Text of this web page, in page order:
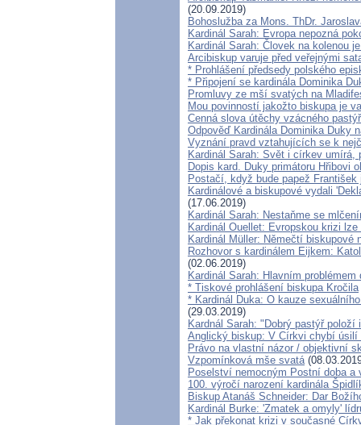
(20.09.2019)
Bohoslužba za Mons. ThDr.
Kardinál Sarah: Evropa nepozná
Kardinál Sarah: Človek na kolenou
Arcibiskup varuje před veřejnými
* Prohlášení předsedy polského
* Připojení se kardinála Dominika
Promluvy ze mší svatých na
Mou povinností jakožto biskupa je
Cenná slova útěchy vzácného
Odpověď Kardinála Dominika Duky
Vyznání pravd vztahujících se k
Kardinál Sarah: Svět i církev
Dopis kard. Duky primátoru Hřibovi
Postačí, když bude papež František
Kardinálové a biskupové vydali
(17.06.2019)
Kardinál Sarah: Nestaňme se
Kardinál Ouellet: Evropskou krizi
Kardinál Müller: Němečtí biskupové
Rozhovor s kardinálem Eijkem:
(02.06.2019)
Kardinál Sarah: Hlavním
* Tiskové prohlášení biskupa Kročila
* Kardinál Duka: O kauze
(29.03.2019)
Kardnál Sarah: "Dobrý pastýř
Anglický biskup: V Církvi chybí úsilí
Právo na vlastní názor / objektivní
Vzpomínková mše svatá
Poselství nemocným Postní doba a
100. výročí narození kardinála
Biskup Atanáš Schneider: Dar
Kardinál Burke: 'Zmatek a omyly'
* Jak překonat krizi v současné